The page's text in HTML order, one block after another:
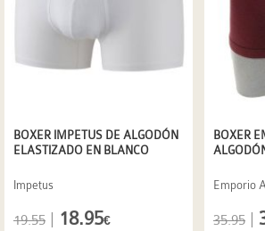
BOXER IMPETUS DE ALGODÓN
ELASTIZADO EN BLANCO
Impetus
19.55 18.95€
BOXER
Emporio
35.95